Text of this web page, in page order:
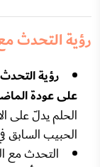
رؤية التحدث
رؤية
على عودة
الحلم يدلّ على
الحبيب السابق
التحدث مع